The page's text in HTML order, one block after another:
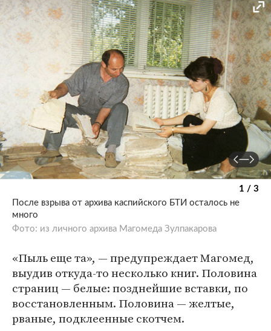
1 / 3
После взрыва от архива каспийского БТИ осталось не
много
Фото: из личного архива Магомеда Зулпакарова
«Пыль еще та», — предупреждает Магомед,
выудив откуда-то несколько книг. Половина
страниц — белые: позднейшие вставки, по
восстановленным. Половина — желтые,
рваные, подклеенные скотчем.